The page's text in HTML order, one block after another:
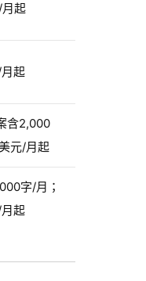
起
起
含2,000
元/月起
字/月；
起